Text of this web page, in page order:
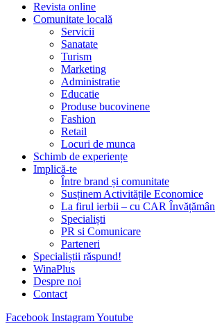
Revista online
Comunitate locală
Servicii
Sanatate
Turism
Marketing
Administratie
Educatie
Produse bucovinene
Fashion
Retail
Locuri de munca
Schimb de experiențe
Implică-te
Între brand și comunitate
Susținem Activitățile Economice
La firul ierbii – cu CAR
Specialiști
PR si Comunicare
Parteneri
Specialiștii răspund!
WinaPlus
Despre noi
Contact
Facebook InstagramYoutube